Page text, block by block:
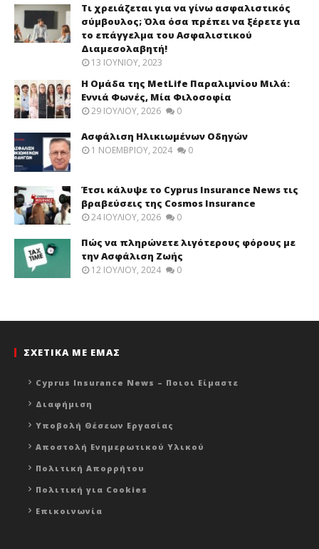
Τι χρειάζεται για να γίνω ασφαλιστικός
σύμβουλος; Όλα όσα πρέπει να ξέρετε για
το επάγγελμα του Ασφαλιστικού
Διαμεσολαβητή!
13 ΙΟΥΝΊΟΥ, 2023
Η Ομάδα της MetLife Παραλιμνίου Μιλά:
Εννιά Φωνές, Μία Φιλοσοφία
29 ΙΟΥΛΊΟΥ, 2026 0
Ασφάλιση Ηλικιωμένων Οδηγών
1 ΝΟΕΜΒΡΊΟΥ, 2024 0
Έτσι κάλυψε το Cyprus Insurance News τις
βραβεύσεις της Cosmos Insurance
24 ΙΟΥΛΊΟΥ, 2026 0
Πώς να πληρώνετε λιγότερους φόρους με
την Ασφάλιση Ζωής
12 ΙΟΥΛΊΟΥ, 2024 0
ΣΧΕΤΙΚΑ ΜΕ ΕΜΑΣ
Cyprus Insurance News – Ποιοι Είμαστε
Διαφήμιση
Υποβολή Θέσεων Εργασίας
Αποστολή Ενημερωτικού Υλικού
Πολιτική Απορρήτου
Πολιτική για Cookies
Επικοινωνία